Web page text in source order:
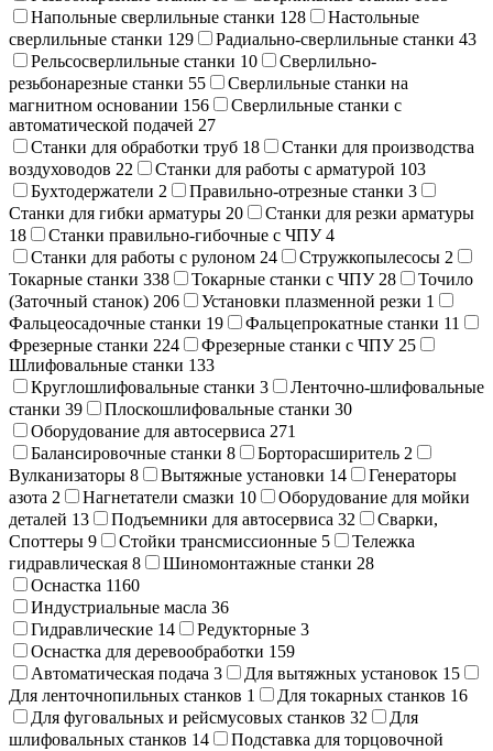
Напольные сверлильные станки 128
Настольные
сверлильные станки 129 Радиально-сверлильные станки 43
Рельсосверлильные станки 10
Сверлильно-
резьбонарезные станки 55
Сверлильные станки на
магнитном основании 156
Сверлильные станки с
автоматической подачей 27
Станки для обработки труб 18
Станки для производства
воздуховодов 22 Станки для работы с арматурой 103
Бухтодержатели 2 Правильно-отрезные станки 3
Станки для гибки арматуры 20
Станки для резки арматуры
18
Станки правильно-гибочные с ЧПУ4
Станки для работы с рулоном 24 Стружкопылесосы 2
Токарные станки 338 Токарные станки с ЧПУ 28
Точило
(Заточный станок) 206 Установки плазменной резки 1
Фальцеосадочные станки 19 Фальцепрокатные станки 11
Фрезерные станки 224 Фрезерные станки с ЧПУ 25
Шлифовальные станки 133
Круглошлифовальные станки 3
Ленточно-шлифовальные
станки 39 Плоскошлифовальные станки 30
Оборудование для автосервиса 271
Балансировочные станки 8 Борторасширитель 2
Вулканизаторы 8 Вытяжные установки 14
Генераторы
азота 2 Нагнетатели смазки 10
Оборудование для мойки
деталей 13 Подъемники для автосервиса 32
Сварки,
Cпоттеры 9 Стойки трансмиссионные 5
Тележка
гидравлическая 8 Шиномонтажные станки 28
Оснастка 1160
Индустриальные масла 36
Гидравлические 14 Редукторные 3
Оснастка для деревообработки 159
Автоматическая подача 3 Для вытяжных установок 15
Для ленточнопильных станков 1 Для токарных станков 16
Для фуговальных и рейсмусовых станков 32
Для
шлифовальных станков 14
Подставка для торцовочной